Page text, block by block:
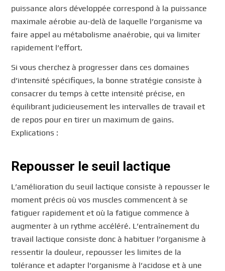
puissance alors développée correspond à la puissance
maximale aérobie au-delà de laquelle l’organisme va
faire appel au métabolisme anaérobie, qui va limiter
rapidement l’effort.
Si vous cherchez à progresser dans ces domaines
d’intensité spécifiques, la bonne stratégie consiste à
consacrer du temps à cette intensité précise, en
équilibrant judicieusement les intervalles de travail et
de repos pour en tirer un maximum de gains.
Explications :
Repousser le seuil lactique
L’amélioration du seuil lactique consiste à repousser le
moment précis où vos muscles commencent à se
fatiguer rapidement et où la fatigue commence à
augmenter à un rythme accéléré. L’entraînement du
travail lactique consiste donc à habituer l’organisme à
ressentir la douleur, repousser les limites de la
tolérance et adapter l’organisme à l’acidose et à une